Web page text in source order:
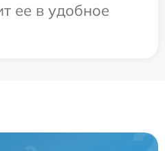
ее в удобное